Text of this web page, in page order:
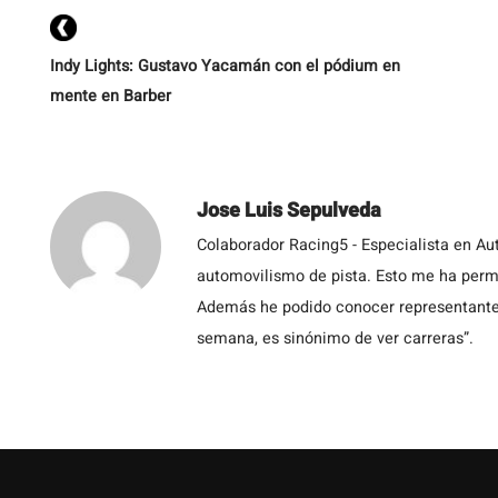
Indy Lights: Gustavo Yacamán con el pódium en
mente en Barber
Jose Luis Sepulveda
Colaborador Racing5 - Especialista en
automovilismo de pista. Esto me ha
Además he podido conocer
semana, es sinónimo de ver carreras”.